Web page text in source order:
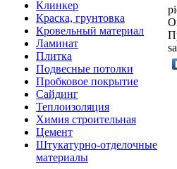
Клинкер
Краска, грунтовка
Кровельный материал
Ламинат
Плитка
Подвесные потолки
Пробковое покрытие
Сайдинг
Теплоизоляция
Химия строительная
Цемент
Штукатурно-отделочные
материалы